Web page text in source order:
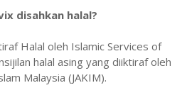
disahkan halal?
Halal oleh Islamic Services of
halal asing yang diiktiraf oleh
Malaysia (JAKIM).